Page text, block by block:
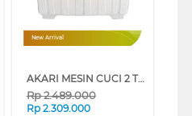
New Arrival
AKARI MESIN CUCI 2 TABUNG SEMI AUTO WASHER 13.5 KG AWM12DX25
Rp2.489.000
Rp 2.309.000